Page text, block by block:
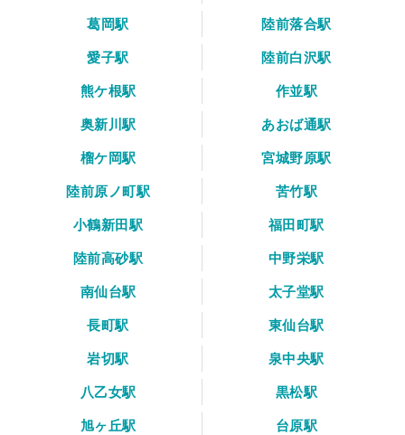
葛岡駅
陸前落合駅
愛子駅
陸前白沢駅
熊ケ根駅
作並駅
奥新川駅
あおば通駅
榴ケ岡駅
宮城野原駅
陸前原ノ町駅
苦竹駅
小鶴新田駅
福田町駅
陸前高砂駅
中野栄駅
南仙台駅
太子堂駅
長町駅
東仙台駅
岩切駅
泉中央駅
八乙女駅
黒松駅
旭ヶ丘駅
台原駅